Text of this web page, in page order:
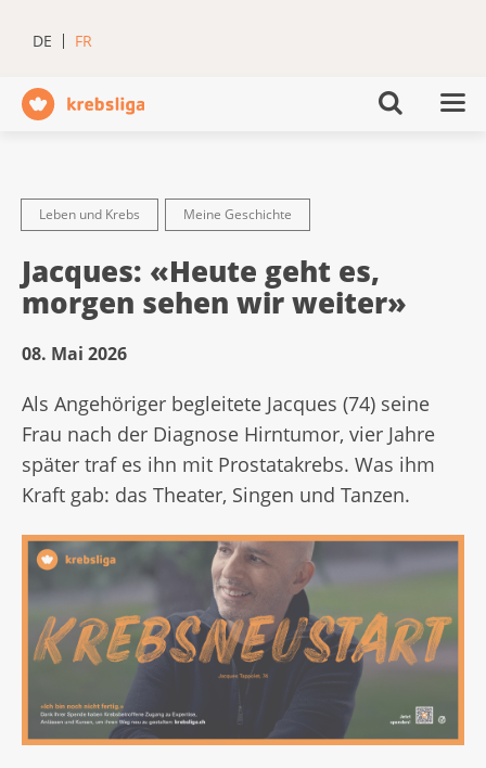
DE FR
Leben und Krebs Meine Geschichte
Jacques: «Heute geht es,
morgen sehen wir weiter»
08. Mai 2026
Als Angehöriger begleitete Jacques (74) seine
Frau nach der Diagnose Hirntumor, vier Jahre
später traf es ihn mit Prostatakrebs. Was ihm
Kraft gab: das Theater, Singen und Tanzen.